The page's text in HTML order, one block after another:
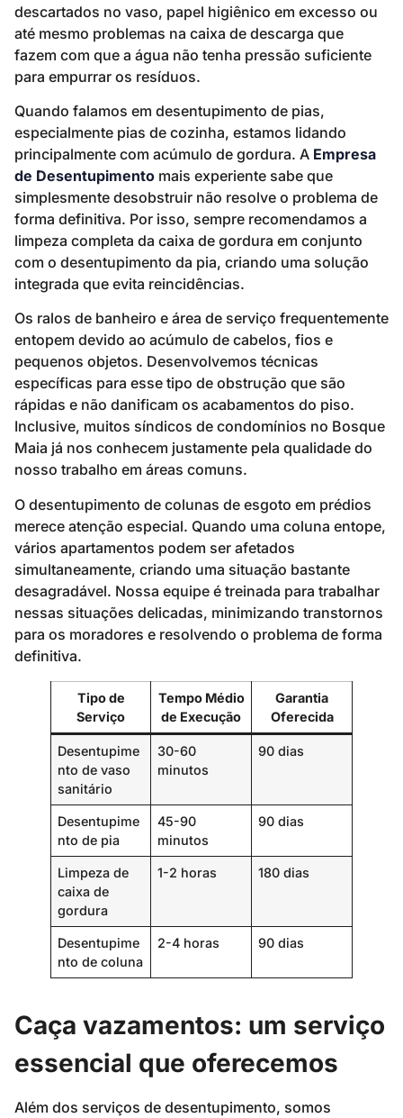
descartados no vaso, papel higiênico em excesso ou
até mesmo problemas na caixa de descarga que
fazem com que a água não tenha pressão suficiente
para empurrar os resíduos.
Quando falamos em desentupimento de pias,
especialmente pias de cozinha, estamos lidando
principalmente com acúmulo de gordura. A Empresa
de Desentupimento mais experiente sabe que
simplesmente desobstruir não resolve o problema de
forma definitiva. Por isso, sempre recomendamos a
limpeza completa da caixa de gordura em conjunto
com o desentupimento da pia, criando uma solução
integrada que evita reincidências.
Os ralos de banheiro e área de serviço frequentemente
entopem devido ao acúmulo de cabelos, fios e
pequenos objetos. Desenvolvemos técnicas
específicas para esse tipo de obstrução que são
rápidas e não danificam os acabamentos do piso.
Inclusive, muitos síndicos de condomínios no Bosque
Maia já nos conhecem justamente pela qualidade do
nosso trabalho em áreas comuns.
O desentupimento de colunas de esgoto em prédios
merece atenção especial. Quando uma coluna entope,
vários apartamentos podem ser afetados
simultaneamente, criando uma situação bastante
desagradável. Nossa equipe é treinada para trabalhar
nessas situações delicadas, minimizando transtornos
para os moradores e resolvendo o problema de forma
definitiva.
Tipo de
Serviço
Tempo Médio
de Execução
Garantia
Oferecida
Desentupime
nto de vaso
sanitário
30-60
minutos
90 dias
Desentupime
nto de pia
45-90
minutos
90 dias
Limpeza de
caixa de
gordura
1-2 horas 180 dias
Desentupime
nto de coluna
2-4 horas 90 dias
Caça vazamentos: um serviço
essencial que oferecemos
Além dos serviços de desentupimento, somos